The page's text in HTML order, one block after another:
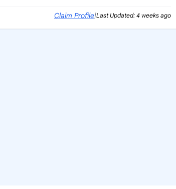
Claim Profile|Last Updated: 4 weeks ago